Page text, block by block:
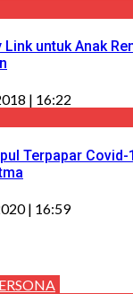
untuk Anak
| 16:22
Terpapar Covid-
| 16:59